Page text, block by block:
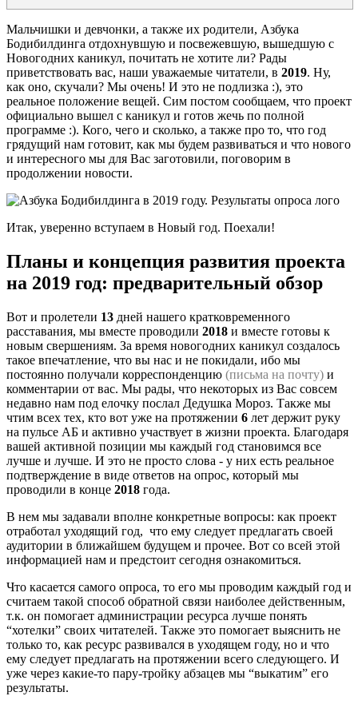
Мальчишки и девчонки, а также их родители, Азбука
Бодибилдинга отдохнувшую и посвежевшую, вышедшую с
Новогодних каникул, почитать не хотите ли? Рады
приветствовать вас, наши уважаемые читатели, в 2019. Ну,
как оно, скучали? Мы очень! И это не подлизка :), это
реальное положение вещей. Сим постом сообщаем, что проект
официально вышел с каникул и готов жечь по полной
программе :). Кого, чего и сколько, а также про то, что год
грядущий нам готовит, как мы будем развиваться и что нового
и интересного мы для Вас заготовили, поговорим в
продолжении новости.
Итак, уверенно вступаем в Новый год. Поехали!
Планы и концепция развития проекта
на 2019 год: предварительный обзор
Вот и пролетели 13 дней нашего кратковременного
расставания, мы вместе проводили 2018 и вместе готовы к
новым свершениям. За время новогодних каникул создалось
такое впечатление, что вы нас и не покидали, ибо мы
постоянно получали корреспонденцию (письма на почту) и
комментарии от вас. Мы рады, что некоторых из Вас совсем
недавно нам под елочку послал Дедушка Мороз. Также мы
чтим всех тех, кто вот уже на протяжении 6 лет держит руку
на пульсе АБ и активно участвует в жизни проекта. Благодаря
вашей активной позиции мы каждый год становимся все
лучше и лучше. И это не просто слова - у них есть реальное
подтверждение в виде ответов на опрос, который мы
проводили в конце 2018 года.
В нем мы задавали вполне конкретные вопросы: как проект
отработал уходящий год, что ему следует предлагать своей
аудитории в ближайшем будущем и прочее. Вот со всей этой
информацией нам и предстоит сегодня ознакомиться.
Что касается самого опроса, то его мы проводим каждый год и
считаем такой способ обратной связи наиболее действенным,
т.к. он помогает администрации ресурса лучше понять
“хотелки” своих читателей. Также это помогает выяснить не
только то, как ресурс развивался в уходящем году, но и что
ему следует предлагать на протяжении всего следующего. И
уже через какие-то пару-тройку абзацев мы “выкатим” его
результаты.